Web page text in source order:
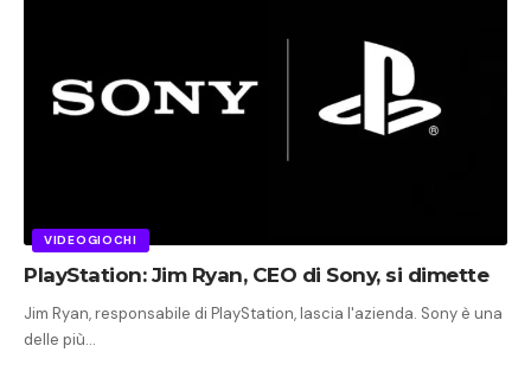
VIDEOGIOCHI
PlayStation: Jim Ryan, CEO di Sony, si dimette
Jim Ryan, responsabile di PlayStation, lascia l'azienda. Sony è una
delle più…